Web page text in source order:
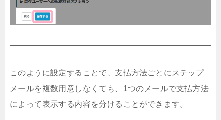
このように設定することで、支払方法ごとにステップ
メールを複数用意しなくても、1つのメールで支払方法
によって表示する内容を分けることができます。